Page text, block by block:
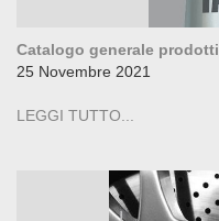
Catalogo generale prodotti
25 Novembre 2021
LEGGI TUTTO...